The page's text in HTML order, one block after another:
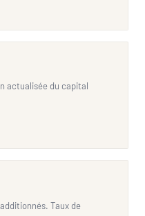
actualisée du capital
Taux de